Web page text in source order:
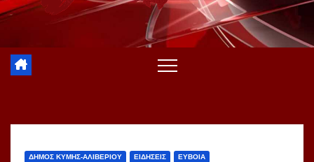
ΔΗΜΟΣ ΚΥΜΗΣ-ΑΛΙΒΕΡΙΟΥ ΕΙΔΗΣΕΙΣ ΕΥΒΟΙΑ